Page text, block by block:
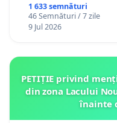
1 633 semnături
46 Semnături / 7 zile
9 Jul 2026
PETIȚIE privind
din zona Lacului
înainte